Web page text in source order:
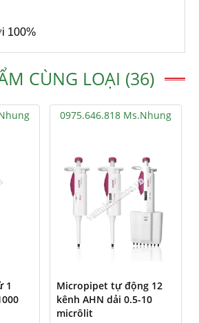
100%
CÙNG LOẠI (36)
1
0975.646.818 Ms.Nhung
Micropipet tự động 12
kênh AHN dải 0.5-10
micrôlit